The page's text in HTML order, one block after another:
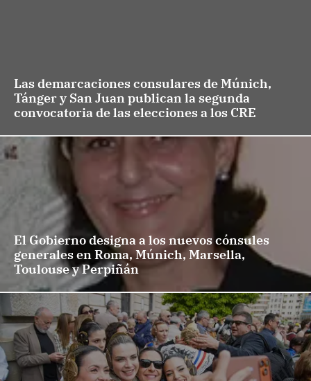
Las demarcaciones consulares de Múnich,
Tánger y San Juan publican la segunda
convocatoria de las elecciones a los CRE
El Gobierno designa a los nuevos cónsules
generales en Roma, Múnich, Marsella,
Toulouse y Perpiñán